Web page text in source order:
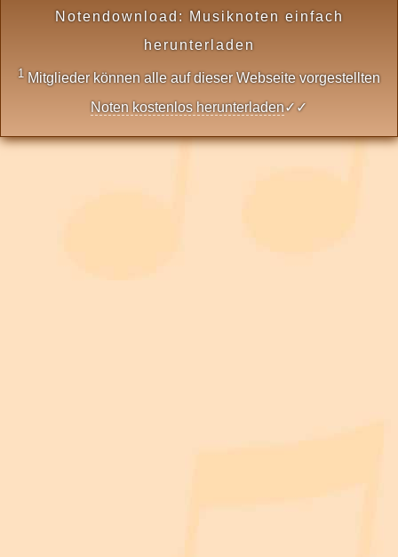
Notendownload: Musiknoten einfach
herunterladen
1 Mitglieder können alle auf dieser Webseite vorgestellten
Noten kostenlos herunterladen✓✓